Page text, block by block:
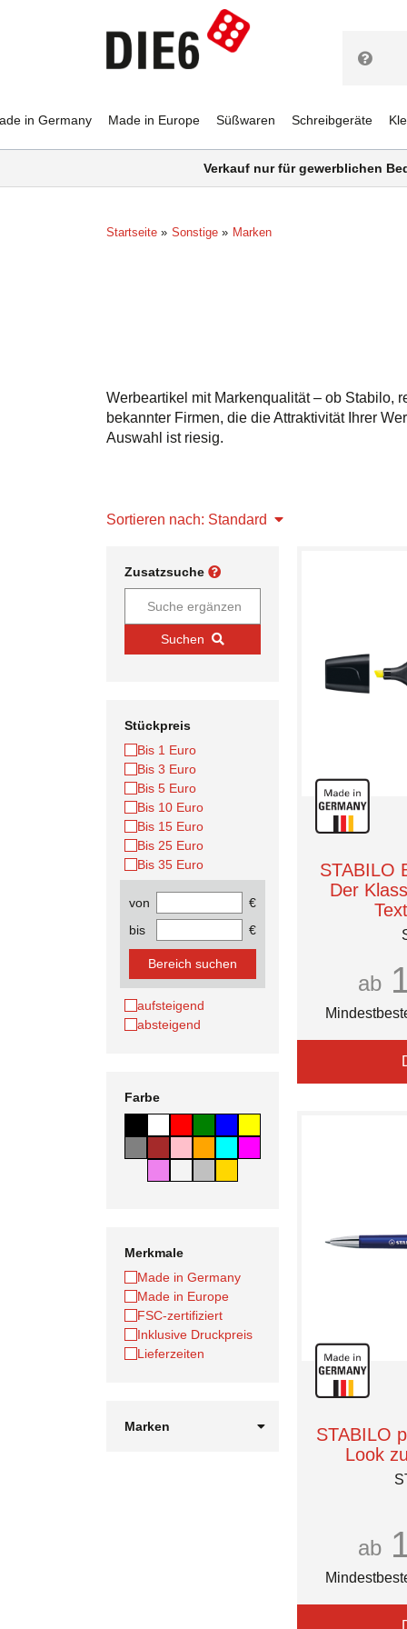
in Germany Made in Europe Süßwaren Schreibgeräte
Verkauf nur für gewerblichen
Startseite Sonstige Marken
Werbeartikel mit Markenqualität – ob Stabilo,
bekannter Firmen, die die Attraktivität Ihrer
Auswahl ist riesig.
Sortieren nach: Standard
Zusatzsuche
Suchen
Stückpreis
Bis 1 Euro
Bis 3 Euro
Bis 5 Euro
Bis 10 Euro
Bis 15 Euro
Bis 25 Euro
Bis 35 Euro
von
€
bis
€
Bereich suchen
aufsteigend
absteigend
Farbe
Merkmale
Made in Germany
Made in Europe
FSC-zertifiziert
Inklusive Druckpreis
Lieferzeiten
Marken
STABILO
Der
ab
STABILO
Look
ab